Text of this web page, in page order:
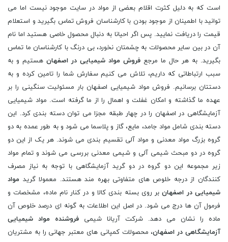
است که به دلیل کثرت اقلام بعضی از مواد در سایت موجود نیست اما می
توانید با اطمینان از موجود بودن با کارشناسان فروش تماس بگیرید و استعلام
قیمت را دریافت نمایید. پس اگر احیانا به دنبال محصول خاصی هستید اما نام
آن در بین سایر محصولات به چشمتان نخورد، بی درنگ با کارشناسان ما تماس
بگیرید. به هر حال ما مرجع فروش مواد شیمیایی در اصفهان هستیم و به
سبب ارتباطاتی که داریم، تلاش می کنیم سفارش شما را تامین کرده و به
دستتان برسانیم. فروش مواد شیمیایی اصفهان بار مسئولیت سنگینی را بر
عهده ما گذاشته و امکان غفلت و اهمال را از ما گرفته است. مواد شیمیایی
آزمایشگاهی در اصفهان را در چهار طبقه مجزا می توان دسته بندی کرد. این
دسته بندی شامل مواد جامد، مایع، گاز و پلاسما می شود و به طور عمده به دو
گروه بزرگ مواد معدنی و مواد آلی تقسیم بندی می شوند. هر یک از این دو
گروه در دو مبحث شیمی آلی و شیمی معدنی بررسی می شوند و تمام مواد
زیر مجموعه این دو گروه در دو گرید آزمایشگاهی با توجه به نیاز مصرف
کنندگان از درجه خلوص های متفاوتی بهره مند هستند. معمولا گرید مواد
شیمیایی در اصفهانبر روی بسته بندی کالا و در کنار نام ماده، مشخصات و
فرمول آن ها درج می شود. در اصل این اطلاعات به گونه ای درصد خلوص آن
ماده را نشان می دهد. شرکت آریانا شیمی فروشنده مواد شیمیایی
آزمایشگاهی در اصفهان، محصولات کمپانی های معتبر جهانی را به مشتریان